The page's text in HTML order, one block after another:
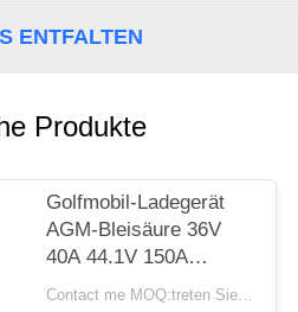
ENTFALTEN
Produkte
Golfmobil-Ladegerät
AGM-Bleisäure 36V
40A 44.1V 150A
besonders angefertigt
Contact me MOQ:treten Sie mit mir in Verbindung